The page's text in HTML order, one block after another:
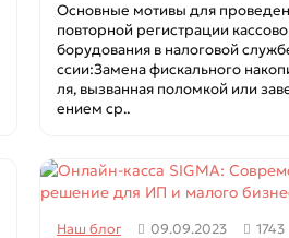
Основные мотивы для
повторной регистрации
борудования в налоговой
ссии:Замена фискального
ля, вызванная поломкой или
ением ср..
Наш блог 09.09.2023 1743